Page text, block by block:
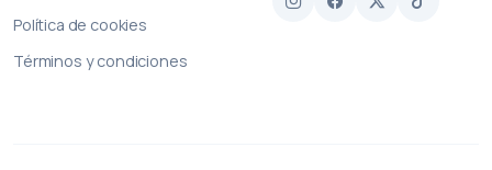
Política de cookies
Términos y condiciones